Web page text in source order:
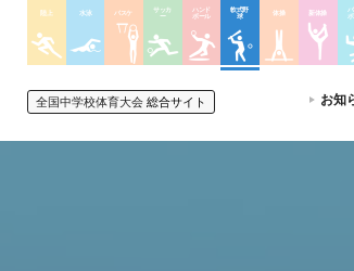
お知
陸上 水泳 バスケ サッカ
ー
ハンド
ボール
軟式野
球 体操 新体操
全国中学校体育大会 総合サイト